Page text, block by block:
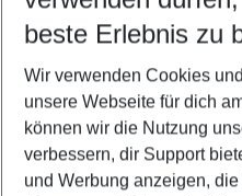
5-
2 Erwachsene Keine
Mehr
beste Erlebnis zu
Wir verwenden Cookies
unsere Webseite für dich
können wir die Nutzung
verbessern, dir Support
und Werbung anzeigen,